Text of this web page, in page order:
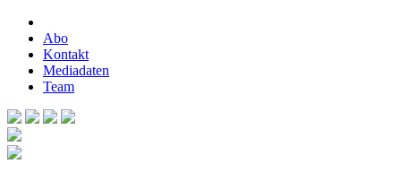
Abo
Kontakt
Mediadaten
Team